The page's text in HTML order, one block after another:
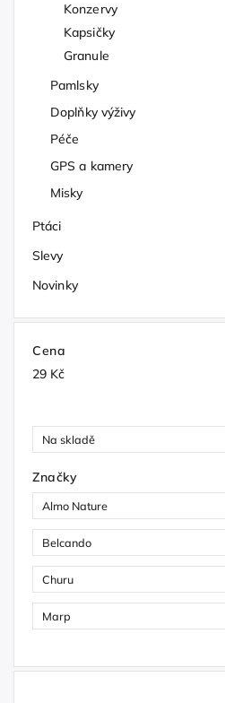
Konzervy
Kapsičky
Granule
Pamlsky
Doplňky výživy
Péče
GPS a kamery
Misky
Ptáci
Slevy
Novinky
Cena
29 Kč
Na skladě
Značky
Almo Nature
Belcando
Churu
Marp